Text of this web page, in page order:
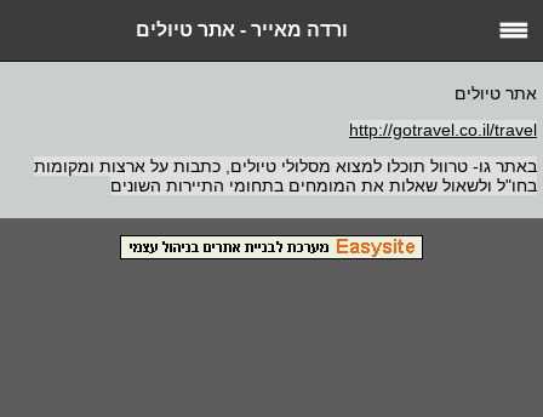
ורדה מאייר - אתר טיולים
אתר טיולים
http://gotravel.co.il/travel
באתר גו- טרוול תוכלו למצוא מסלולי טיולים, כתבות על ארצות ומקומות
בחו"ל ולשאול שאלות את המומחים בתחומי התיירות השונים